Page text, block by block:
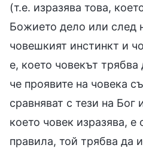
(т.е. изразява това,
Божието дело или след
човешкият инстинкт и
е, което човекът
че проявите на човека
сравняват с тези на Бог
което човек изразява, е
правила, той трябва да